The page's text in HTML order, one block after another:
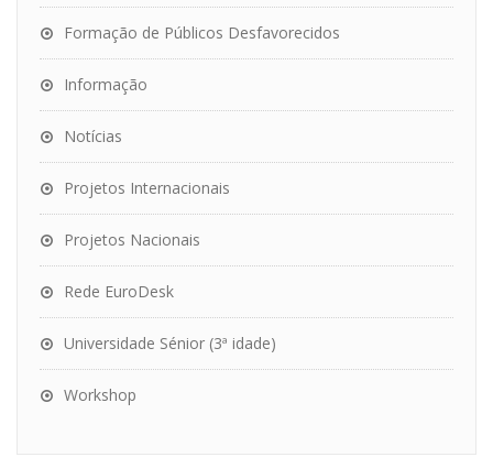
Formação de Públicos Desfavorecidos
Informação
Notícias
Projetos Internacionais
Projetos Nacionais
Rede EuroDesk
Universidade Sénior (3ª idade)
Workshop